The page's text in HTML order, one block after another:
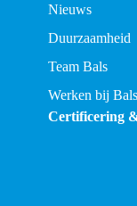
Nieuws
Duurzaamheid
Team Bals
Werken bij Bals
Certificering